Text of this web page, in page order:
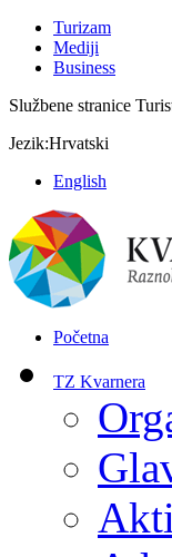
Turizam
Mediji
Business
Službene stranice
Jezik:Hrvatski
English
Početna
TZ Kvarnera